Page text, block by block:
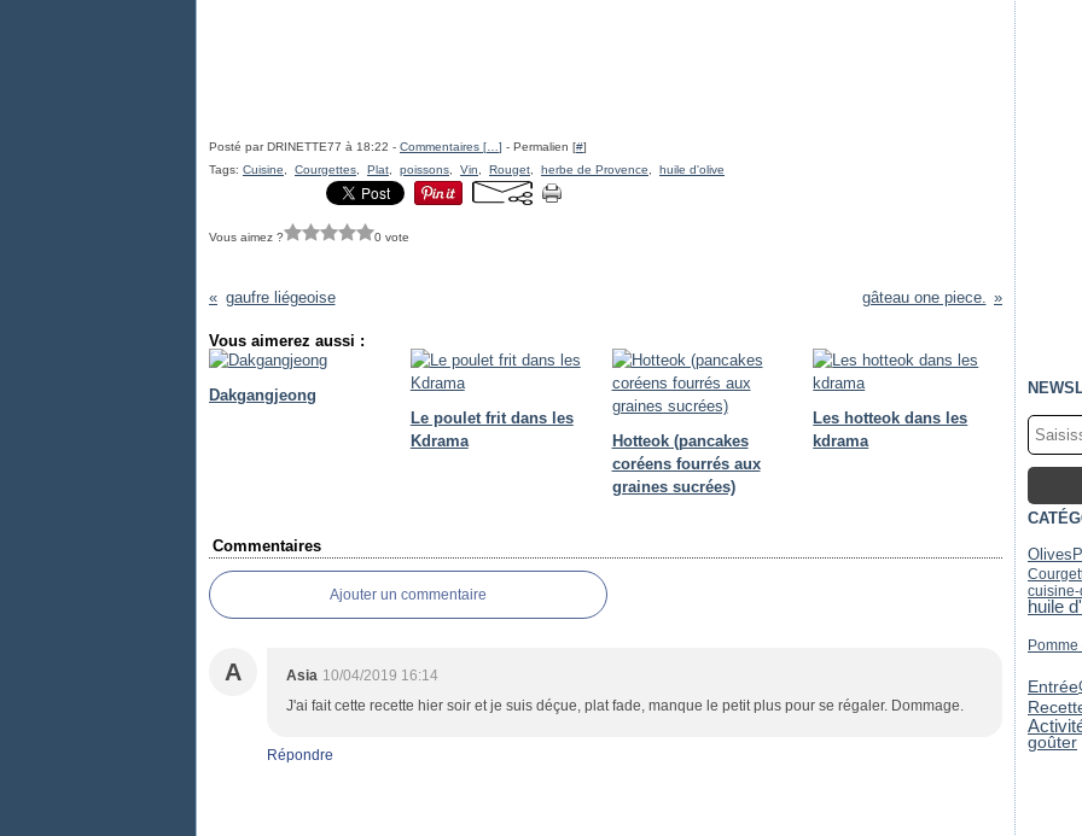
Posté par DRINETTE77 à 18:22 - Commentaires [ ] - Permalien [#]
Tags: Cuisine Courgettes Plat poissons Vin Rouget herbe de Provence huile d'olive
Vous aimez ? 0 vote
gaufre liégeoise gâteau one piece.
Vous aimerez aussi :
Dakgangjeong
Le poulet frit dans les
Kdrama
Hotteok (pancakes
coréens fourrés aux
graines sucrées)
Les hotteok dans les
kdrama
Commentaires
Ajouter un commentaire
A Asia 10/04/2019 16:14
J'ai fait cette recette hier soir et je suis déçue, plat fade, manque le petit plus pour se régaler. Dommage.
Répondre
Olives
huile
Pomme
Entrée
goûter